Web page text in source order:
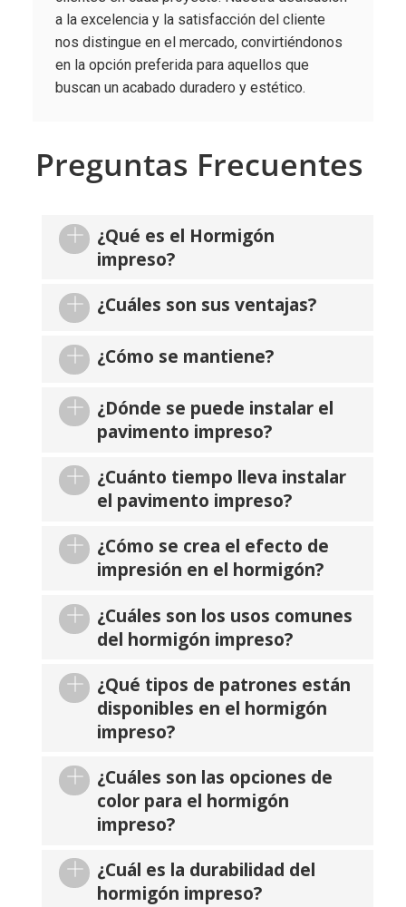
a la excelencia y la satisfacción del cliente
nos distingue en el mercado, convirtiéndonos
en la opción preferida para aquellos que
buscan un acabado duradero y estético.
Preguntas Frecuentes
¿Qué es el Hormigón
impreso?
¿Cuáles son sus ventajas?
¿Cómo se mantiene?
¿Dónde se puede instalar el
pavimento impreso?
¿Cuánto tiempo lleva instalar
el pavimento impreso?
¿Cómo se crea el efecto de
impresión en el hormigón?
¿Cuáles son los usos comunes
del hormigón impreso?
¿Qué tipos de patrones están
disponibles en el hormigón
impreso?
¿Cuáles son las opciones de
color para el hormigón
impreso?
¿Cuál es la durabilidad del
hormigón impreso?